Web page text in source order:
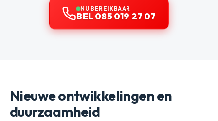
NU BEREIKBAAR
BEL 085 019 27 07
Nieuwe ontwikkelingen en
duurzaamheid